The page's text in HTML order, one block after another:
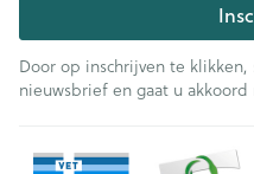
Door op inschrijven te
nieuwsbrief en gaat u akkoord